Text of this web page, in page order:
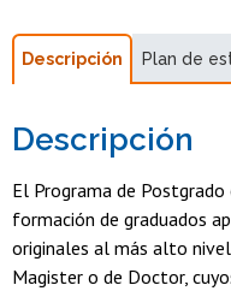
Descripción Plan de
Descripción
El Programa de
formación de graduados
originales al más alto
Magister o de Doctor,